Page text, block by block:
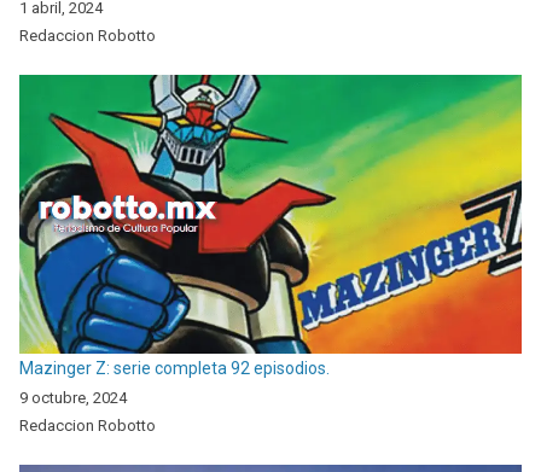
1 abril, 2024
Redaccion Robotto
Mazinger Z: serie completa 92 episodios.
9 octubre, 2024
Redaccion Robotto